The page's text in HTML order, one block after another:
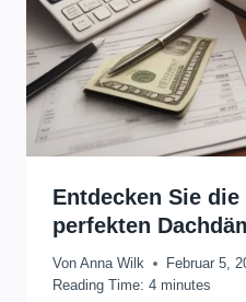
Entdecken Sie
perfekten
Von Anna Wilk
Februar 5,
Reading Time: 4 minutes